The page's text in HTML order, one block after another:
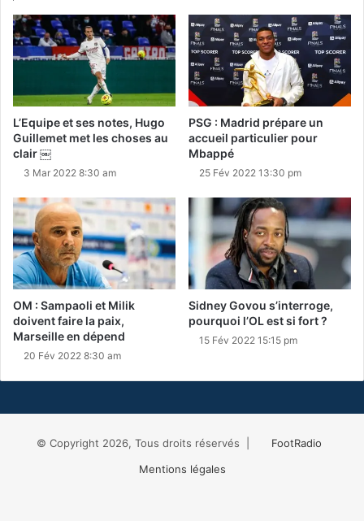
L’Equipe et ses notes, Hugo
Guillemet met les choses au
clair ￼
3 Mar 2022 8:30 am
PSG : Madrid prépare un
accueil particulier pour
Mbappé
25 Fév 2022 13:30 pm
OM : Sampaoli et Milik
doivent faire la paix,
Marseille en dépend
20 Fév 2022 8:30 am
Sidney Govou s’interroge,
pourquoi l’OL est si fort ?
15 Fév 2022 15:15 pm
© Copyright 2026, Tous droits réservés |
FootRadio
Mentions légales